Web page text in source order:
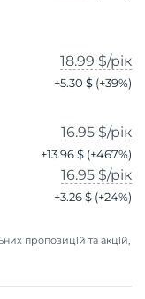
18.99 $/рік
+5.30 $ (+39%)
16.95 $/рік
+13.96 $ (+467%)
16.95 $/рік
+3.26 $ (+24%)
пропозицій та акцій,